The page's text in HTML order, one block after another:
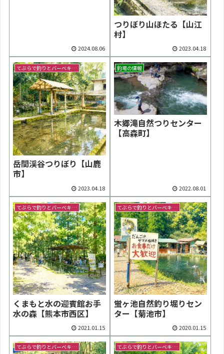
2024.08.06
つりぼり山ほたる【山江
村】
2023.04.18
てぶらで釣りとバーベキュー
岳間渓谷つりぼり【山鹿
市】
2023.04.18
釣場の情報
木郷滝自然つりセンター
【高森町】
2022.08.01
てぶらで釣りとバーベキュー
くまもと水の迎賓館お手
水の森【熊本市西区】
2021.01.15
てぶらで釣りとバーベキュー
蛍ヶ池自然釣り堀りセン
ター【菊池市】
2020.01.15
てぶらで釣りとバーベキュー てぶらで釣りとバーベキュー